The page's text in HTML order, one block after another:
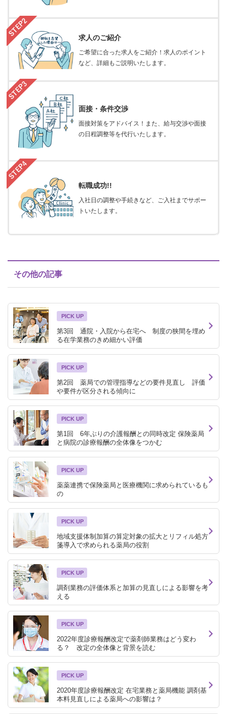
求人のご紹介
ご希望に合った求人をご紹介！求人のポイント
など、詳細もご説明いたします。
面接・条件交渉
面接対策をアドバイス！また、給与交渉や面接
の日程調整等を代行いたします。
転職成功!!
入社日の調整や手続きなど、ご入社までサポー
トいたします。
その他の記事
PICK UP
第3回 通院・入院から在宅へ 制度の狭間を埋め
る在学業務のきめ細かい評価
PICK UP
第2回 薬局での管理指導などの要件見直し 評価
や要件が区分される傾向に
PICK UP
第1回 6年ぶりの介護報酬との同時改定 保険薬局
と病院の診療報酬の全体像をつかむ
PICK UP
薬薬連携で保険薬局と医療機関に求められているも
の
PICK UP
地域支援体制加算の算定対象の拡大とリフィル処方
箋導入で求められる薬局の役割
PICK UP
調剤業務の評価体系と加算の見直しによる影響を考
える
PICK UP
2022年度診療報酬改定で薬剤師業務はどう変わ
る？ 改定の全体像と背景を読む
PICK UP
2020年度診療報酬改定 在宅業務と薬局機能 調剤基
本料見直しによる薬局への影響は？